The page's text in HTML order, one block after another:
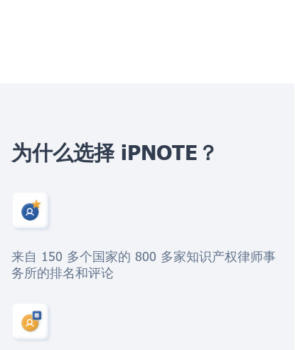
为什么选择 iPNOTE？
来自 150 多个国家的 800 多家知识产权律师事
务所的排名和评论